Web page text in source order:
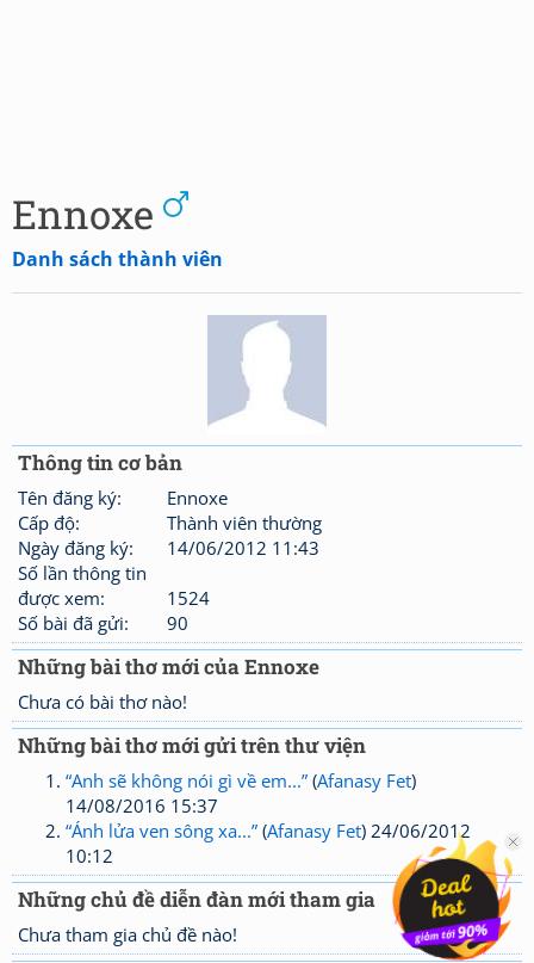
Ennoxe
Danh sách thành viên
Thông tin cơ bản
Tên đăng ký:
Ennoxe
Cấp độ:
Thành viên thường
Ngày đăng ký:
14/06/2012 11:43
Số lần thông tin
được xem:
1524
Số bài đã gửi:
90
Những bài thơ mới của Ennoxe
Chưa có bài thơ nào!
Những bài thơ mới gửi trên thư viện
“Anh sẽ không nói gì về em...” (Afanasy Fet)
14/08/2016 15:37
“Ánh lửa ven sông xa...” (Afanasy Fet) 24/06/2012
10:12
Những chủ đề diễn đàn mới tham gia
Chưa tham gia chủ đề nào!